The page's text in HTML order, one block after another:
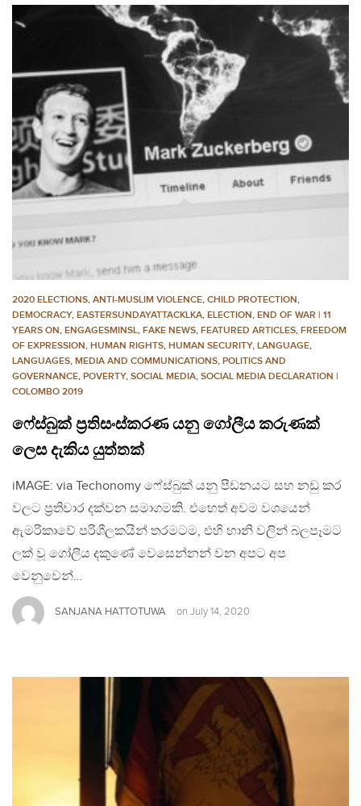
2020 ELECTIONS, ANTI-MUSLIM VIOLENCE, CHILD PROTECTION,
DEMOCRACY, EASTERSUNDAYATTACKLKA, ELECTION, END OF WAR | 11
YEARS ON, ENGAGESMINSL, FAKE NEWS, FEATURED ARTICLES, FREEDOM
OF EXPRESSION, HUMAN RIGHTS, HUMAN SECURITY, LANGUAGE,
LANGUAGES, MEDIA AND COMMUNICATIONS, POLITICS AND
GOVERNANCE, POVERTY, SOCIAL MEDIA, SOCIAL MEDIA DECLARATION |
COLOMBO 2019
ෆේස්බුක් ප්‍රතිසංස්කරණ යනු ගෝලීය කරුණක්
ලෙස දැකිය යුත්තක්
iMAGE: via Techonomy ෆේස්බුක් යනු පීඩනයට සහ නඩු කර
වලට ප්‍රතිචාර දක්වන සමාගමකි. එහෙත් අවම වශයෙන්
ඇමරිකාවේ පරිශීලකයින් තරමටම, එහි හානි වලින් බලපෑමට
ලක් වූ ගෝලීය දකුණේ වෙසෙන්නන් වන අපට අප
වෙනුවෙන්…
SANJANA HATTOTUWA on July 14, 2020